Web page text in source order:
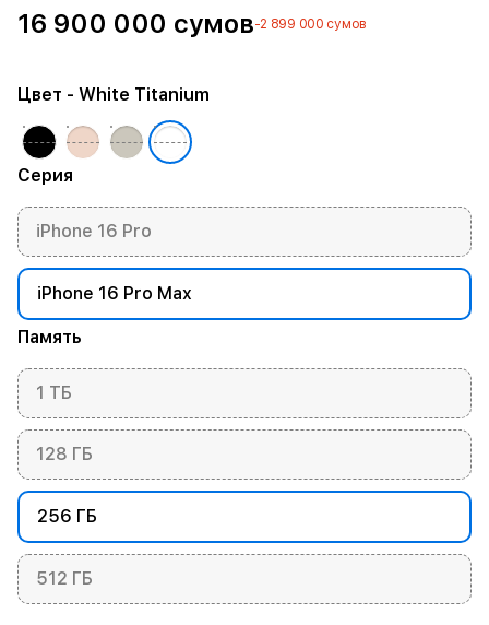
16 900 000 сумов-2 899 000 сумов
Серия
iPhone 16 Pro
iPhone 16 Pro Max
Память
1 ТБ
128 ГБ
256 ГБ
512 ГБ
Цвет - White Titanium